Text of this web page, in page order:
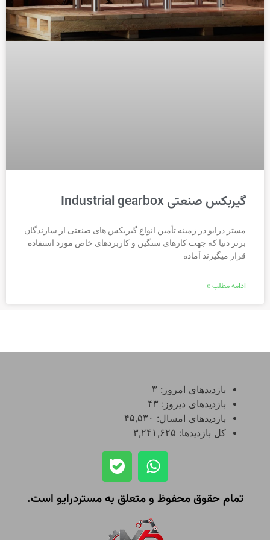
گیربکس صنعتی Industrial gearbox
مستر درایو در زمینه تأمین انواع گیربکس های صنعتی از سازندگان
برتر دنیا که جهت کارهای سنگین و کاربردهای خاص مورد استفاده
قرار میگیرند آماده
ادامه مطلب »
بازدیدهای امروز: ۳
بازدیدهای دیروز: ۴۳
بازدیدهای امسال: ۴۵,۵۳۰
کل بازدیدها: ۳,۲۴۱,۶۲۵
تمام حقوق محفوظ و متعلق به مستردرایو است.